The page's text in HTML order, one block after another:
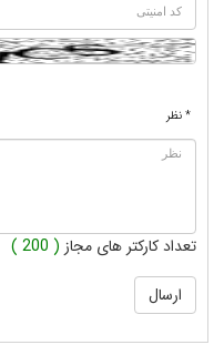
* نظر
تعداد کارکتر های مجاز ( 200 )